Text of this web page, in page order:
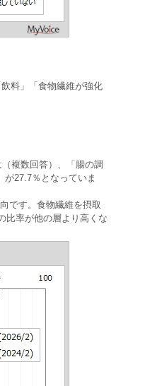
料」「食物繊維が強化
複数回答）、「腸の調
27.7％となっていま
です。食物繊維を摂取
比率が他の層より高くな